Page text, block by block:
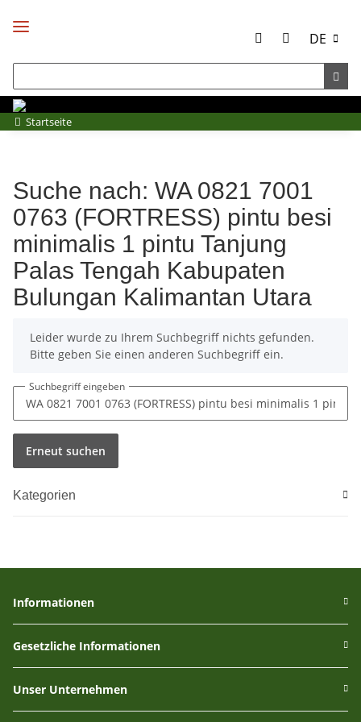
DE
Startseite
Suche nach: WA 0821 7001
0763 (FORTRESS) pintu besi
minimalis 1 pintu Tanjung
Palas Tengah Kabupaten
Bulungan Kalimantan Utara
xLeider wurde zu Ihrem Suchbegriff nichts gefunden.
Bitte geben Sie einen anderen Suchbegriff ein.
Suchbegriff eingeben
Erneut suchen
Kategorien
Informationen
Gesetzliche Informationen
Unser Unternehmen